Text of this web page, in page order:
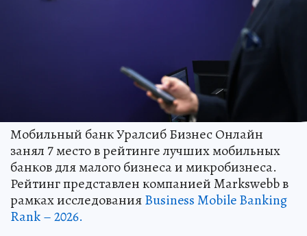
Мобильный банк Уралсиб Бизнес Онлайн
занял 7 место в рейтинге лучших мобильных
банков для малого бизнеса и микробизнеса.
Рейтинг представлен компанией Markswebb в
рамках исследованияBusiness Mobile Banking
Rank – 2026.